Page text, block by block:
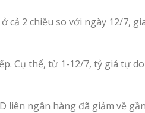
2 chiều so với ngày 12/7,
Cụ thể, từ 1-12/7, tỷ giá tự
ngân hàng đã giảm về